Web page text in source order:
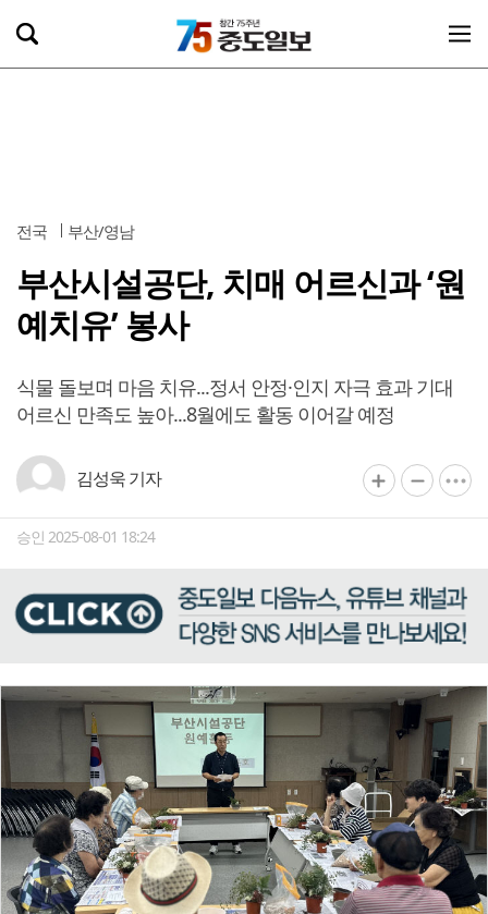
전국 부산/영남
부산시설공단, 치매 어르신과 ‘원
예치유’ 봉사
식물 돌보며 마음 치유...정서 안정·인지 자극 효과 기대
어르신 만족도 높아...8월에도 활동 이어갈 예정
김성욱 기자
승인 2025-08-01 18:24